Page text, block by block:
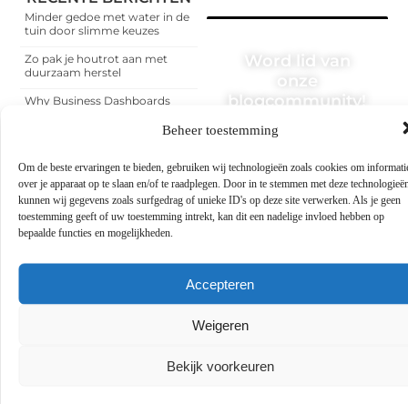
Beheer toestemming
Om de beste ervaringen te bieden, gebruiken wij technologieën zoals cookies om
over je apparaat op te slaan en/of te raadplegen. Door in te stemmen met deze
kunnen wij gegevens zoals surfgedrag of unieke ID's op deze site verwerken. Als je geen
toestemming geeft of uw toestemming intrekt, kan dit een nadelige invloed hebben op
bepaalde functies en mogelijkheden.
Accepteren
Weigeren
Bekijk voorkeuren
Minder gedoe met water in de
tuin door slimme keuzes
Zo pak je houtrot aan met
duurzaam herstel
Why Business Dashboards
voor uw praktijkruimte aan
huis
Uw kat winterklaar maken
met hulp van de dierenarts in
Arnhem
Een Dupa-kast als vaste
Word lid van
onze
blogcommunity!
Heb je een verhaal te
een breed publiek op ons
blogplatform. Word lid en
begin meteen.